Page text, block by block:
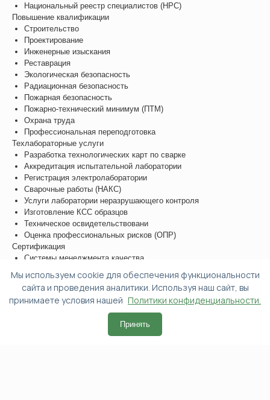
Национальный реестр специалистов (НРС)
Повышение квалификации
Строительство
Проектирование
Инженерные изыскания
Реставрация
Экологическая безопасность
Радиационная безопасность
Пожарная безопасность
Пожарно-технический минимум (ПТМ)
Охрана труда
Профессиональная переподготовка
Техлабораторные услуги
Разработка технологических карт по сварке
Аккредитация испытательной лаборатории
Регистрация электролаборатории
Сварочные работы (НАКС)
Услуги лаборатории неразрушающего контроля
Изготовление КСС образцов
Техническое освидетельствовани
Оценка профессиональных рисков (ОПР)
Сертификация
Системы менеджмента качества
Системы менеджмента безопасности труда и охраны
здоровья
Вступление в СРО
Технический регламент ТС (ТР ТС/ЕАЭС)
© 2015-2025, ООО "Альянс-Эксперт"
Политика конфиденциальности
Мы используем cookie для обеспечения функциональности
сайта и проведения аналитики. Используя наш сайт, вы
принимаете условия нашей Политики конфиденциальности.
Принять